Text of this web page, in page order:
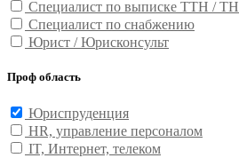
Специалист по выписке ТТН / ТН
Специалист по снабжению
Юрист / Юрисконсульт
Проф область
Юриспруденция
HR, управление персоналом
IT, Интернет, телеком